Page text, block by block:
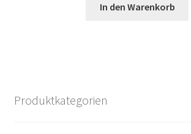
In den Warenkorb
Produktkategorien